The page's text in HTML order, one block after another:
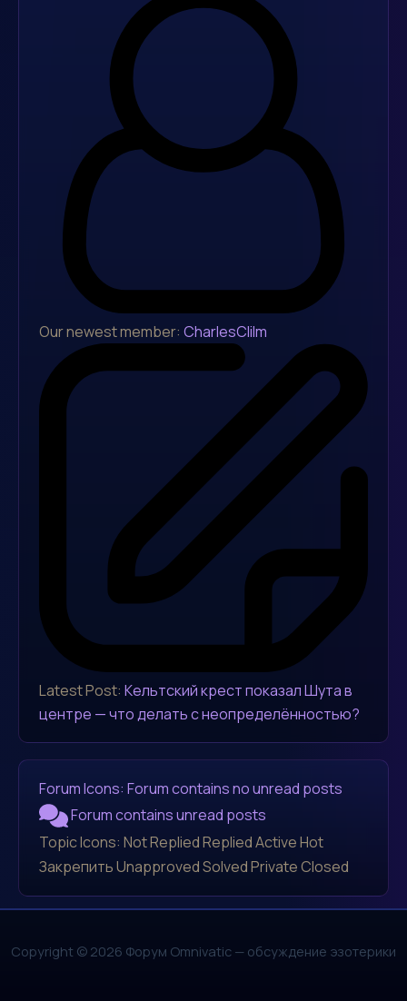
Our newest member: CharlesClilm
Latest Post: Кельтский крест показал Шута в
центре — что делать с неопределённостью?
Forum Icons: Forum contains no unread posts
Forum contains unread posts
Topic Icons: Not RepliedRepliedActiveHot
ЗакрепитьUnapprovedSolvedPrivateClosed
Copyright © 2026 Форум Omnivatic — обсуждение эзотерики